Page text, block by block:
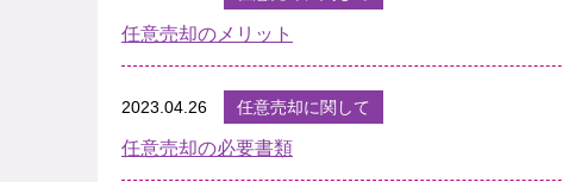
任意売却のメリット
2023.04.26 任意売却に関して
任意売却の必要書類